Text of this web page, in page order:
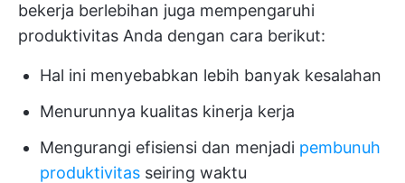
bekerja berlebihan juga mempengaruhi
produktivitas Anda dengan cara berikut:
Hal ini menyebabkan lebih banyak kesalahan
Menurunnya kualitas kinerja kerja
Mengurangi efisiensi dan menjadi pembunuh
produktivitas seiring waktu